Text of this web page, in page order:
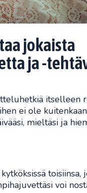
jokaista
ja -
itselleen
ei ole
mieltäsi ja
toisiinsa,
voi